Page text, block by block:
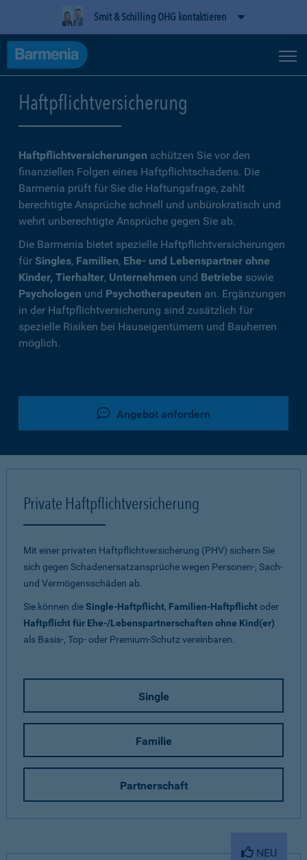
Smit & Schilling OHG kontaktieren
Haftpflichtversicherung
Haftpflichtversicherungen schützen Sie vor den
finanziellen Folgen eines Haftpflichtschadens. Die
Barmenia prüft für Sie die Haftungsfrage, zahlt
berechtigte Ansprüche schnell und unbürokratisch und
wehrt unberechtigte Ansprüche gegen Sie ab.
Die Barmenia bietet spezielle Haftpflichtversicherungen
für Singles, Familien, Ehe- und Lebenspartner ohne
Kinder, Tierhalter, Unternehmen und Betriebe sowie
Psychologen und Psychotherapeuten an. Ergänzungen
in der Haftpflichtversicherung sind zusätzlich für
spezielle Risiken bei Hauseigentümern und Bauherren
möglich.
Angebot anfordern
Private Haftpflichtversicherung
Mit einer privaten Haftpflichtversicherung (PHV) sichern Sie
sich gegen Schadenersatzansprüche wegen Personen-, Sach-
und Vermögensschäden ab.
Sie können dieSingle-Haftpflicht, Familien-Haftpflichtoder
Haftpflicht für Ehe-/Lebenspartnerschaften ohne Kind(er)
als Basis-, Top- oder Premium-Schutz vereinbaren.
Single
Familie
Partnerschaft
NEU